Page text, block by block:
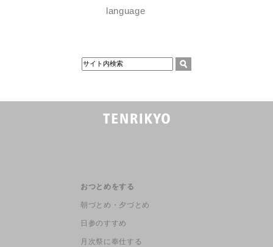
language
おつとめをする
朝づとめ・夕づとめ
日参のすすめ
月次祭に奉仕する